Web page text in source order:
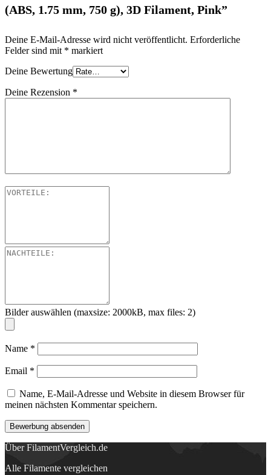
(ABS, 1.75 mm, 750 g), 3D Filament, Pink”
Deine E-Mail-Adresse wird nicht veröffentlicht. Erforderliche
Felder sind mit * markiert
Deine Bewertung
Deine Rezension *
Bilder auswählen (maxsize: 2000kB, max files: 2)
Name *
Email *
Name, E-Mail-Adresse und Website in diesem Browser für
meinen nächsten Kommentar speichern.
Über FilamentVergleich.de
Alle Filamente vergleichen